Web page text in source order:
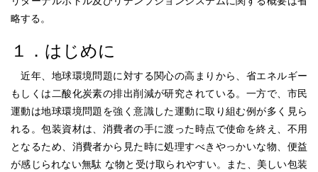
略する。
１．はじめに
近年、地球環境問題に対する関心の高まりから、省エネルギー
もしくは二酸化炭素の排出削減が研究されている。一方で、市民
運動は地球環境問題を強く意識した運動に取り組む例が多く見ら
れる。包装資材は、消費者の手に渡った時点で使命を終え、不用
となるため、消費者から見た時に処理すべきやっかいな物、便益
が感じられない無駄 な物と受け取られやすい。また、美しい包装